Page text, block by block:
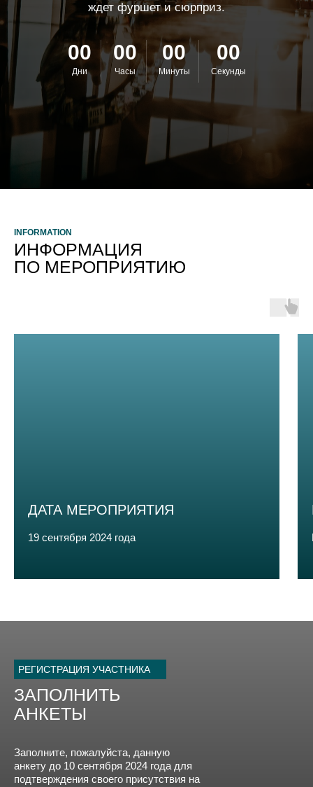
ждет фуршет и сюрприз.
00
Дни
00
Часы
00
Минуты
00
Секунды
ИНФОРМАЦИЯ
ПО МЕРОПРИЯТИЮ
INFORMATION
ДАТА МЕРОПРИЯТИЯ
19 сентября 2024 года
ЗАПОЛНИТЬ
АНКЕТЫ
Заполните, пожалуйста, данную
анкету до 10 сентября 2024 года для
подтверждения своего присутствия на
РЕГИСТРАЦИЯ УЧАСТНИКА